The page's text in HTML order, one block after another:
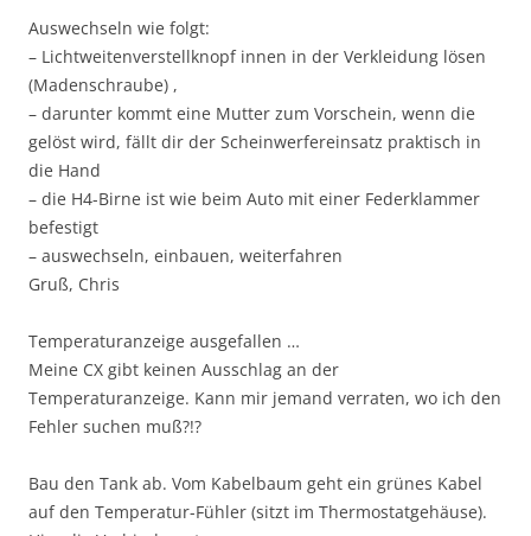
Auswechseln wie folgt:
– Lichtweitenverstellknopf innen in der Verkleidung lösen
(Madenschraube) ,
– darunter kommt eine Mutter zum Vorschein, wenn die
gelöst wird, fällt dir der Scheinwerfereinsatz praktisch in
die Hand
– die H4-Birne ist wie beim Auto mit einer Federklammer
befestigt
– auswechseln, einbauen, weiterfahren
Gruß, Chris
Temperaturanzeige ausgefallen …
Meine CX gibt keinen Ausschlag an der
Temperaturanzeige. Kann mir jemand verraten, wo ich den
Fehler suchen muß?!?
Bau den Tank ab. Vom Kabelbaum geht ein grünes Kabel
auf den Temperatur-Fühler (sitzt im Thermostatgehäuse).